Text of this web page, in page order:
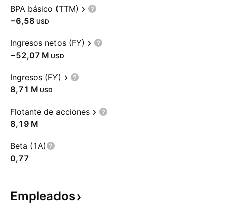
BPA básico (TTM)
−6,58 USD
Ingresos netos (FY)
‪−52,07 M‬ USD
Ingresos (FY)
‪8,71 M‬ USD
Flotante de acciones
‪8,19 M‬
Beta (1A)
0,77
Empleados